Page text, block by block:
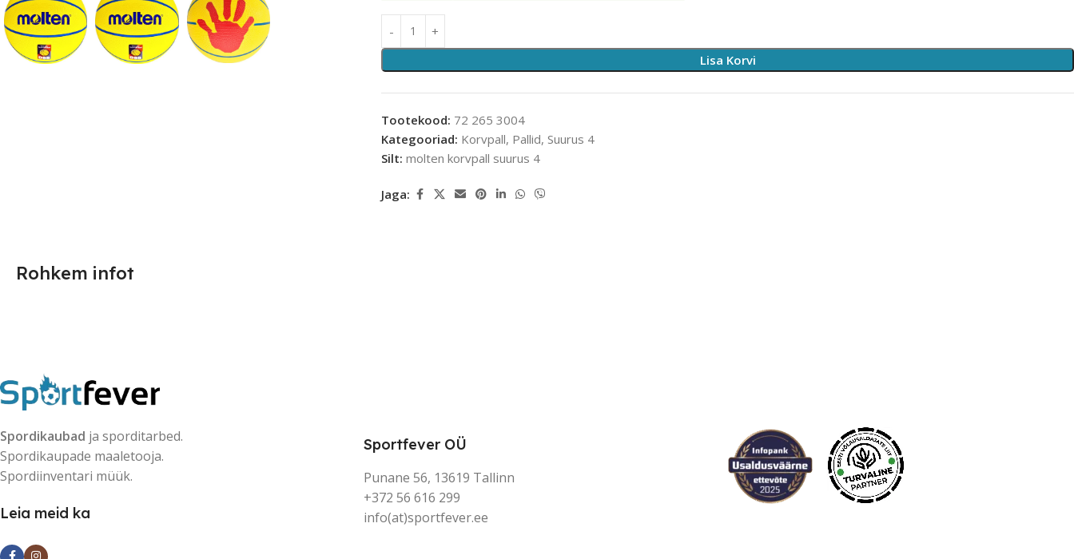
Lisa Korvi
Tootekood: 72 265 3004
Kategooriad: Korvpall, Pallid, Suurus 4
Silt: molten korvpall suurus 4
Jaga:
Rohkem infot
Spordikaubad ja sporditarbed.
Spordikaupade maaletooja.
Spordiinventari müük.
Leia meid ka
Sportfever OÜ
Punane 56, 13619 Tallinn
+372 56 616 299
info(at)sportfever.ee